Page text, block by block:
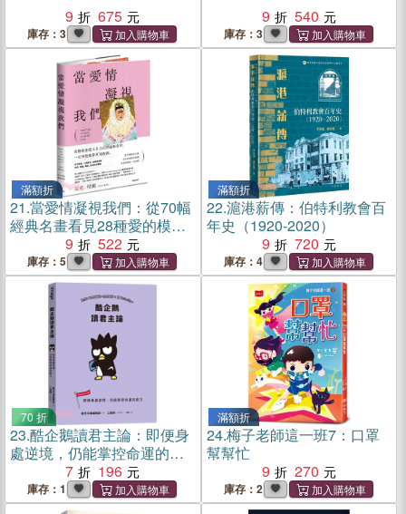
9 675
庫存：3
9 540
庫存：3
滿額折
21.當愛情凝視我們：從70幅
經典名畫看見28種愛的模
樣，愛情與藝術一次領略
9 522
庫存：5
滿額折
22.滬港薪傳：伯特利教會百
年史（1920-2020）
9
720
庫存：4
70 折
23.酷企鵝讀君主論：即便身
處逆境，仍能掌控命運的能
7 196
庫存：1
滿額折
24.梅子老師這一班7：口罩
幫幫忙
9
270
庫存：2